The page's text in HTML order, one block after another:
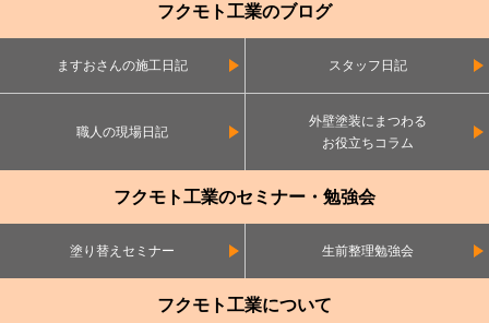
フクモト工業のブログ
ますおさんの施工日記 スタッフ日記
職人の現場日記
外壁塗装にまつわる
お役立ちコラム
フクモト工業のセミナー・勉強会
塗り替えセミナー 生前整理勉強会
フクモト工業について